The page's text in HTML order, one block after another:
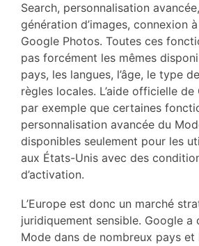
Search, personnalisation
génération d’images, connexion
Google Photos. Toutes ces
pas forcément les mêmes
pays, les langues, l’âge, le type
règles locales. L’aide officielle
par exemple que certaines
personnalisation avancée du
disponibles seulement pour les
aux États-Unis avec des
d’activation.
L’Europe est donc un marché
juridiquement sensible. Google a
Mode dans de nombreux pays et